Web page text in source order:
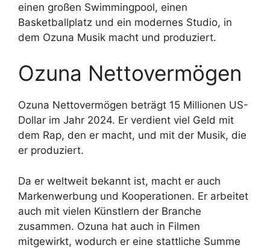
einen großen Swimmingpool, einen
Basketballplatz und ein modernes Studio, in
dem Ozuna Musik macht und produziert.
Ozuna Nettovermögen
Ozuna Nettovermögen beträgt 15 Millionen US-
Dollar im Jahr 2024. Er verdient viel Geld mit
dem Rap, den er macht, und mit der Musik, die
er produziert.
Da er weltweit bekannt ist, macht er auch
Markenwerbung und Kooperationen. Er arbeitet
auch mit vielen Künstlern der Branche
zusammen. Ozuna hat auch in Filmen
mitgewirkt, wodurch er eine stattliche Summe